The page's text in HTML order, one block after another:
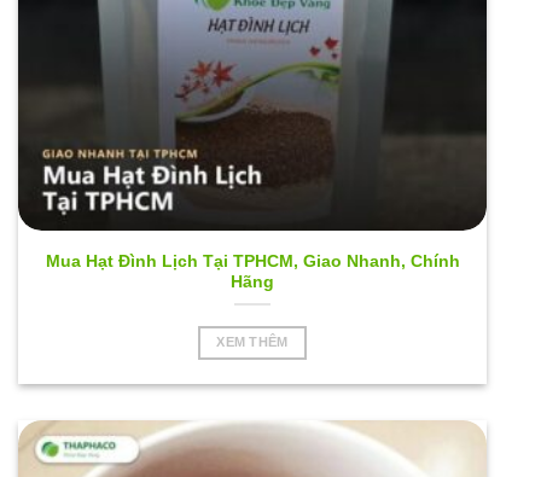
Mua Hạt Đình Lịch Tại TPHCM, Giao Nhanh, Chính
Hãng
XEM THÊM